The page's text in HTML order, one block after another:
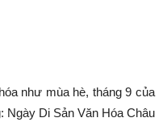
như mùa hè, tháng 9 của
Ngày Di Sản Văn Hóa Châu